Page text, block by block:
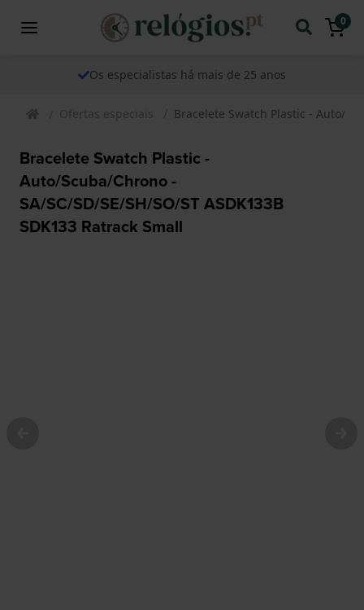
0
Os especialistas há mais de 25 anos
Ofertas especiais Bracelete Swatch Plastic - Auto/
Bracelete Swatch Plastic -
Auto/Scuba/Chrono -
SA/SC/SD/SE/SH/SO/ST ASDK133B
SDK133 Ratrack Small